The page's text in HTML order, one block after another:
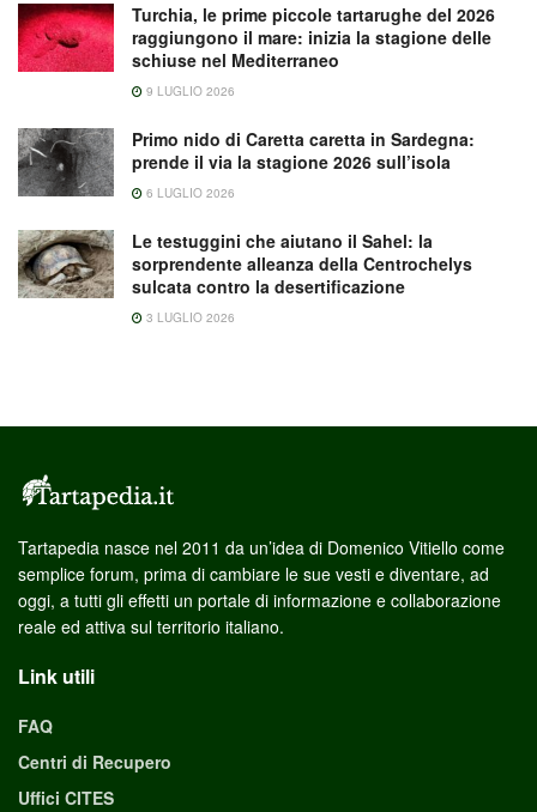
Turchia, le prime piccole tartarughe del 2026
raggiungono il mare: inizia la stagione delle
schiuse nel Mediterraneo
9 LUGLIO 2026
Primo nido di Caretta caretta in Sardegna:
prende il via la stagione 2026 sull’isola
6 LUGLIO 2026
Le testuggini che aiutano il Sahel: la
sorprendente alleanza della Centrochelys
sulcata contro la desertificazione
3 LUGLIO 2026
Tartapedia nasce nel 2011 da un’idea di Domenico Vitiello come
semplice forum, prima di cambiare le sue vesti e diventare, ad
oggi, a tutti gli effetti un portale di informazione e collaborazione
reale ed attiva sul territorio italiano.
Link utili
FAQ
Centri di Recupero
Uffici CITES